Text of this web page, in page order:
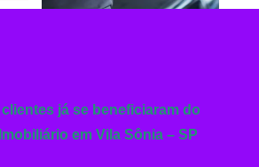
clientes já se beneficiaram do
em Vila Sônia – SP